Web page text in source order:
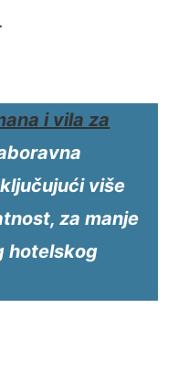
i vilaza
više
za manje
hotelskog